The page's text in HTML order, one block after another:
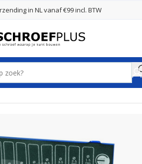
in NL vanaf €99 incl. BTW